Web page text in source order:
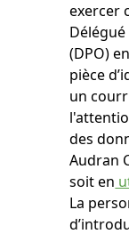
exercer
(DPO)
pièce
un
des
Audran
soit en
La